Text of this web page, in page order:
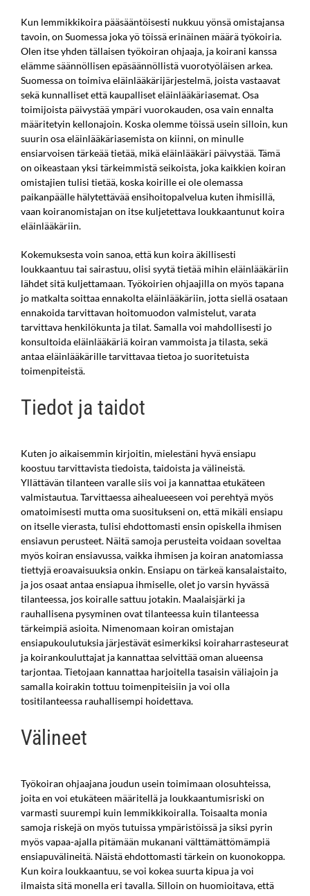
Kun lemmikkikoira pääsääntöisesti nukkuu yönsä omistajansa
tavoin, on Suomessa joka yö töissä erinäinen määrä työkoiria.
Olen itse yhden tällaisen työkoiran ohjaaja, ja koirani kanssa
elämme säännöllisen epäsäännöllistä vuorotyöläisen arkea.
Suomessa on toimiva eläinlääkärijärjestelmä, joista vastaavat
sekä kunnalliset että kaupalliset eläinlääkäriasemat. Osa
toimijoista päivystää ympäri vuorokauden, osa vain ennalta
määritetyin kellonajoin. Koska olemme töissä usein silloin, kun
suurin osa eläinlääkäriasemista on kiinni, on minulle
ensiarvoisen tärkeää tietää, mikä eläinlääkäri päivystää. Tämä
on oikeastaan yksi tärkeimmistä seikoista, joka kaikkien koiran
omistajien tulisi tietää, koska koirille ei ole olemassa
paikanpäälle hälytettävää ensihoitopalvelua kuten ihmisillä,
vaan koiranomistajan on itse kuljetettava loukkaantunut koira
eläinlääkäriin.
Kokemuksesta voin sanoa, että kun koira äkillisesti
loukkaantuu tai sairastuu, olisi syytä tietää mihin eläinlääkäriin
lähdet sitä kuljettamaan. Työkoirien ohjaajilla on myös tapana
jo matkalta soittaa ennakolta eläinlääkäriin, jotta siellä osataan
ennakoida tarvittavan hoitomuodon valmistelut, varata
tarvittava henkilökunta ja tilat. Samalla voi mahdollisesti jo
konsultoida eläinlääkäriä koiran vammoista ja tilasta, sekä
antaa eläinlääkärille tarvittavaa tietoa jo suoritetuista
toimenpiteistä.
Tiedot ja taidot
Kuten jo aikaisemmin kirjoitin, mielestäni hyvä ensiapu
koostuu tarvittavista tiedoista, taidoista ja välineistä.
Yllättävän tilanteen varalle siis voi ja kannattaa etukäteen
valmistautua. Tarvittaessa aihealueeseen voi perehtyä myös
omatoimisesti mutta oma suositukseni on, että mikäli ensiapu
on itselle vierasta, tulisi ehdottomasti ensin opiskella ihmisen
ensiavun perusteet. Näitä samoja perusteita voidaan soveltaa
myös koiran ensiavussa, vaikka ihmisen ja koiran anatomiassa
tiettyjä eroavaisuuksia onkin. Ensiapu on tärkeä kansalaistaito,
ja jos osaat antaa ensiapua ihmiselle, olet jo varsin hyvässä
tilanteessa, jos koiralle sattuu jotakin. Maalaisjärki ja
rauhallisena pysyminen ovat tilanteessa kuin tilanteessa
tärkeimpiä asioita. Nimenomaan koiran omistajan
ensiapukoulutuksia järjestävät esimerkiksi koiraharrasteseurat
ja koirankouluttajat ja kannattaa selvittää oman alueensa
tarjontaa. Tietojaan kannattaa harjoitella tasaisin väliajoin ja
samalla koirakin tottuu toimenpiteisiin ja voi olla
tositilanteessa rauhallisempi hoidettava.
Välineet
Työkoiran ohjaajana joudun usein toimimaan olosuhteissa,
joita en voi etukäteen määritellä ja loukkaantumisriski on
varmasti suurempi kuin lemmikkikoiralla. Toisaalta monia
samoja riskejä on myös tutuissa ympäristöissä ja siksi pyrin
myös vapaa-ajalla pitämään mukanani välttämättömämpiä
ensiapuvälineitä. Näistä ehdottomasti tärkein on kuonokoppa.
Kun koira loukkaantuu, se voi kokea suurta kipua ja voi
ilmaista sitä monella eri tavalla. Silloin on huomioitava, että